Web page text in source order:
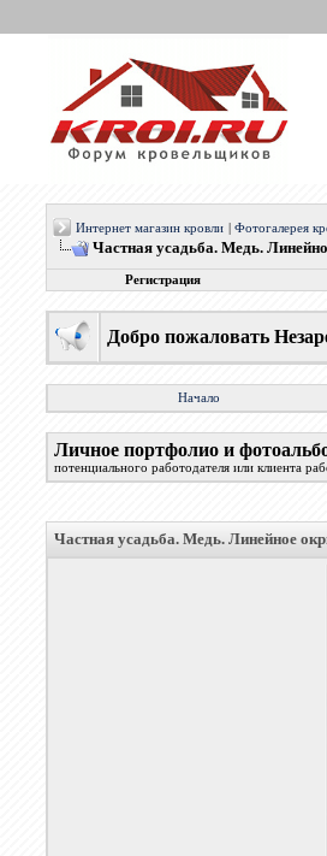
Интернет магазин кровли |Фотогалерея
Частная усадьба. Медь.
Регистрация
Добро пожаловать
Начало
Личное портфолио и
потенциального работодателя или клиента
Частная усадьба. Медь. Линейное